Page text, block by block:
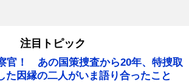
注目トピック
官！ あの国策捜査から20年、特捜取
た因縁の二人がいま語り合ったこと